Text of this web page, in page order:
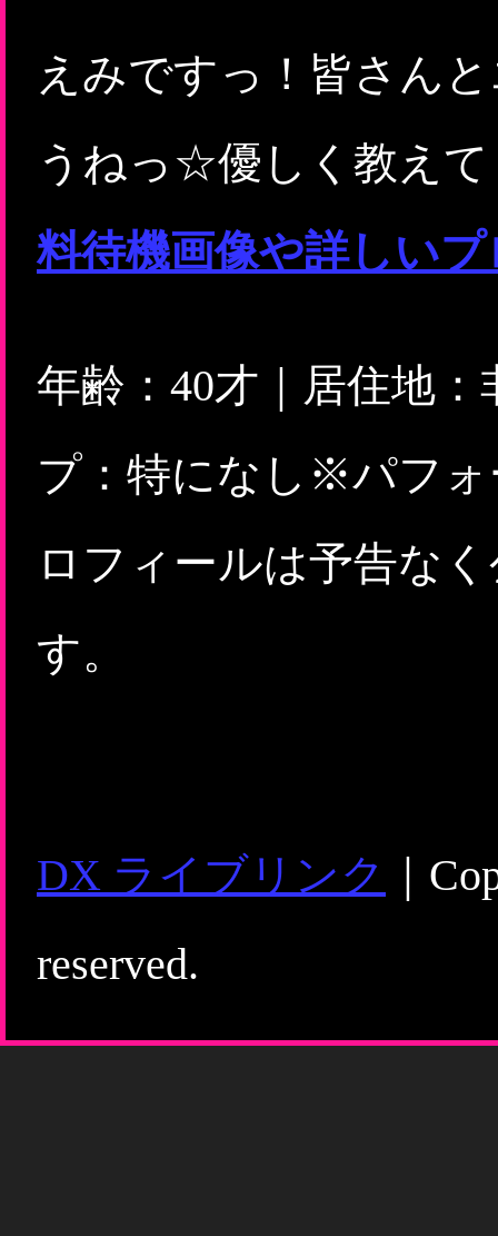
えみですっ！皆さん
うねっ☆優しく教えて
料待機画像や詳しい
年齢：40才｜居住地
プ：特になし※パフォ
ロフィールは予告な
す。
DX ライブリンク
｜
reserved.